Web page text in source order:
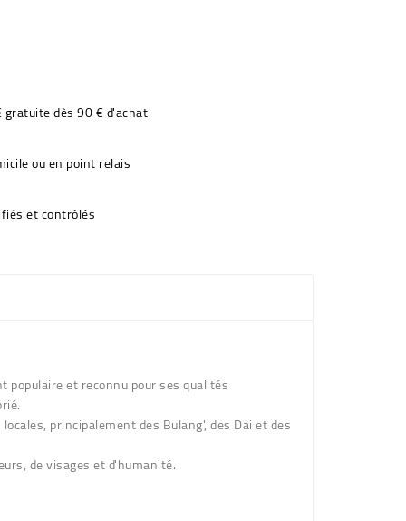
dès 90 € d'achat
ou en point relais
et contrôlés
et reconnu pour ses qualités
principalement des Bulang', des Dai et des
de visages et d'humanité.